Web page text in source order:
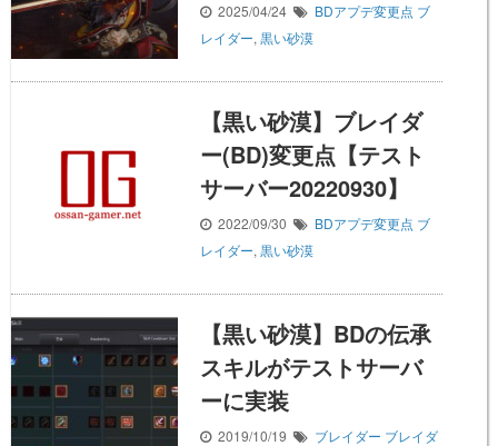
2025/04/24 BDアプデ変更点 ブ
レイダー, 黒い砂漠
【黒い砂漠】ブレイダ
ー(BD)変更点【テスト
サーバー20220930】
2022/09/30 BDアプデ変更点 ブ
レイダー, 黒い砂漠
【黒い砂漠】BDの伝承
スキルがテストサーバ
ーに実装
2019/10/19 ブレイダー ブレイダ